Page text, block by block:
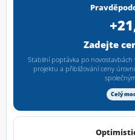
Zadejte
Stabilní poptávka po
projektu a přibližování ceny
Celý